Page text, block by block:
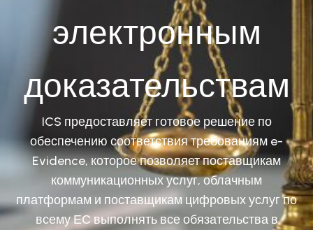
электронным
доказательствам
ICS предоставляет готовое решение по
обеспечению соответствия требованиям e-
Evidence, которое позволяет поставщикам
коммуникационных услуг, облачным
платформам и поставщикам цифровых услуг по
всему ЕС выполнять все обязательства в